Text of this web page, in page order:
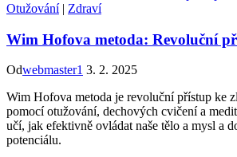
Otužování| Zdraví
Wim Hofova metoda: Revoluční
Odwebmaster1 3. 2. 2025
Wim Hofova metoda je revoluční přístup ke
pomocí otužování, dechových cvičení a
učí, jak efektivně ovládat naše tělo a mysl a
potenciálu.